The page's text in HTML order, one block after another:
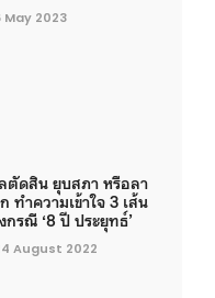
May 2023
ตัดสิน ยุบสภา หรือลา
ทำความเข้าใจ 3 เส้น
กรณี ‘8 ปี ประยุทธ์’
August 2022